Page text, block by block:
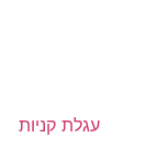
עגלת קניות